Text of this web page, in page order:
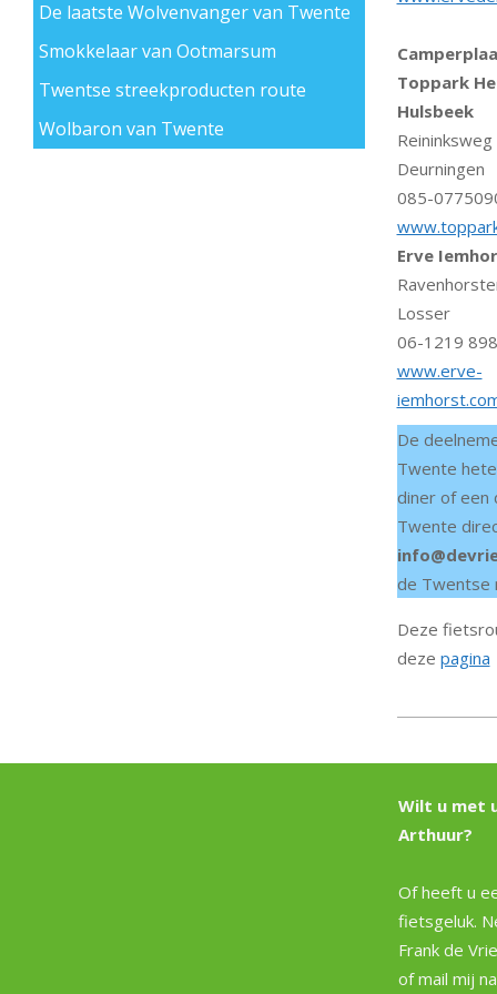
Toppark
Hulsbeek
Deurningen
085-
Erve
Losser
06-1219
www.erve-
De
Twente
diner of een
Twente
de Twentse
Deze
deze pagina
11-
De laatste Wolvenvanger van Twente
Smokkelaar van Ootmarsum
Twentse streekproducten route
Wolbaron van Twente
Wilt u met
Arthuur?
Of heeft u
fietsgeluk.
Frank de
of mail mij